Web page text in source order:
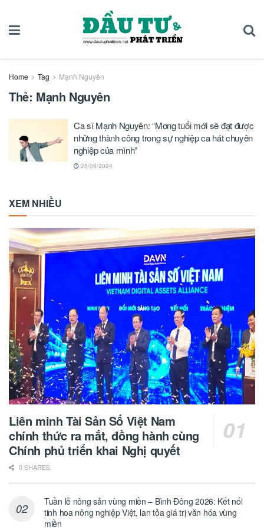
Home Tag Mạnh Nguyên
Thẻ: Mạnh Nguyên
Ca sĩ Mạnh Nguyên: “Mong tuổi mới sẽ đạt được
những thành công trong sự nghiệp ca hát chuyên
nghiệp của mình”
25/09/2024
XEM NHIỀU
Liên minh Tài Sản Số Việt Nam
chính thức ra mắt, đồng hành cùng
Chính phủ triển khai Nghị quyết
0 SHARES
Tuần lễ nông sản vùng miền – Bình Đông 2026: Kết nối
tinh hoa nông nghiệp Việt, lan tỏa giá trị văn hóa vùng
miền